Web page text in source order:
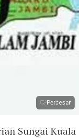
Perbesar
Sungai Kuala